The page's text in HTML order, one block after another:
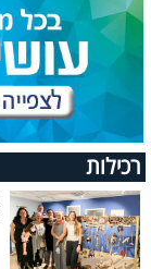
רכילות